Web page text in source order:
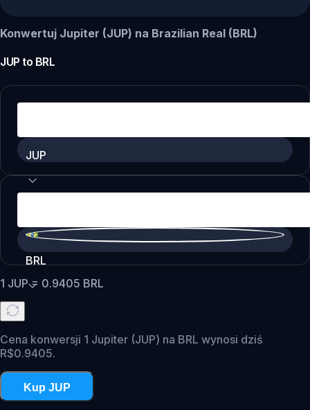
Konwertuj Jupiter (JUP) na Brazilian Real (BRL)
JUP to BRL
JUP
BRL
1 JUP= 0.9405 BRL
Cena konwersji 1 Jupiter (JUP) na BRL wynosi dziś
R$0.9405.
Kup JUP